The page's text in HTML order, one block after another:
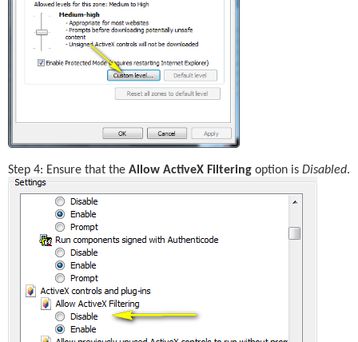
Step 4: Ensure that the Allow ActiveX Filtering option is Disabled.